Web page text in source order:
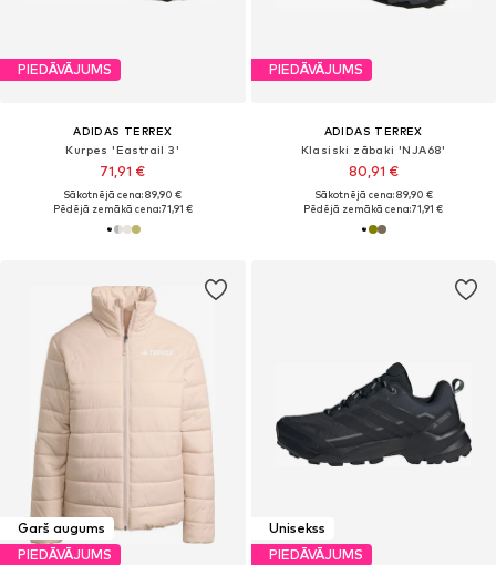
PIEDĀVĀJUMS
ADIDAS TERREX
Kurpes 'Eastrail 3'
71,91 €
Sākotnējā cena: 89,90 €
Pēdējā zemākā cena:71,91 €
PIEDĀVĀJUMS
ADIDAS TERREX
Klasiski zābaki 'NJA68'
80,91 €
Sākotnējā cena: 89,90 €
Pēdējā zemākā cena:71,91 €
Garš augums
PIEDĀVĀJUMS
Unisekss
PIEDĀVĀJUMS